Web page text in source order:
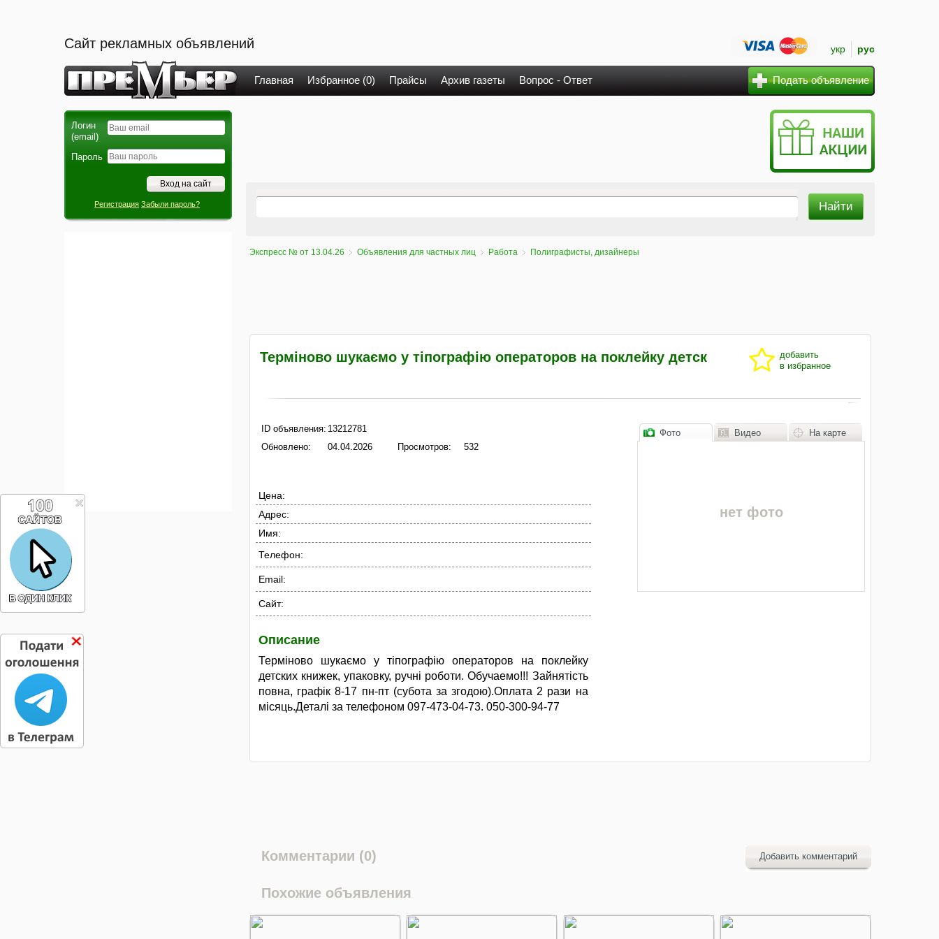
Сайт рекламных объявлений укр рус
Главная Избранное (0) Прайсы Архив газеты Вопрос - Ответ Подать объявление
Логин
(email)
Пароль
Регистрация Забыли пароль?
Экспресс № от 13.04.26 Объявления для частных лиц Работа Полиграфисты, дизайнеры
Терміново шукаємо у тіпографію операторов на поклейку детск
добавить
в избранное
ID объявления: 13212781
Обновлено:
04.04.2026 Просмотров: 532
Цена:
Адрес:
Имя:
Телефон:
Email:
Сайт:
Описание
Терміново шукаємо у тіпографію операторов на поклейку
детских книжек, упаковку, ручні роботи. Обучаемо!!! Зайнятість
повна, графік 8-17 пн-пт (субота за згодою).Оплата 2 рази на
місяць.Деталі за телефоном 097-473-04-73. 050-300-94-77
Фото Видео На карте
нет фото
Комментарии (0) Добавить комментарий
Похожие объявления